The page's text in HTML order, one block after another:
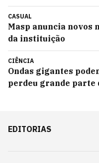
CASUAL
Masp anuncia novos
da instituição
CIÊNCIA
Ondas gigantes
perdeu grande parte
EDITORIAS